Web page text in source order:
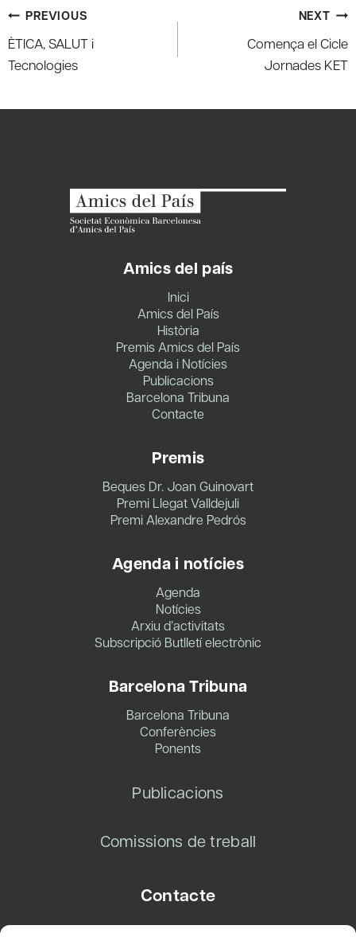
Post
navigation
PREVIOUS
ÈTICA, SALUT i
Tecnologies
NEXT
Comença el Cicle
Jornades KET
Amics del país
Inici
Amics del País
Història
Premis Amics del País
Agenda i Notícies
Publicacions
Barcelona Tribuna
Contacte
Premis
Beques Dr. Joan Guinovart
Premi Llegat Valldejuli
Premi Alexandre Pedrós
Agenda i notícies
Agenda
Notícies
Arxiu d’activitats
Subscripció Butlletí electrònic
Barcelona Tribuna
Barcelona Tribuna
Conferències
Ponents
Publicacions
Comissions de treball
Contacte